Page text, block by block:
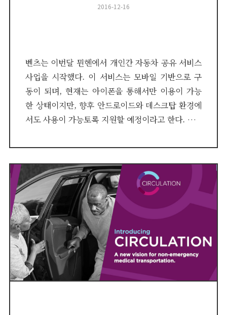
Posted
2016-12-16
벤츠는 이번달 뮌헨에서 개인간 자동차 공유 서비스
사업을 시작했다. 이 서비스는 모바일 기반으로 구
동이 되며, 현재는 아이폰을 통해서만 이용이 가능
한 상태이지만, 향후 안드로이드와 데스크탑 환경에
서도 사용이 가능토록 지원할 예정이라고 한다. …